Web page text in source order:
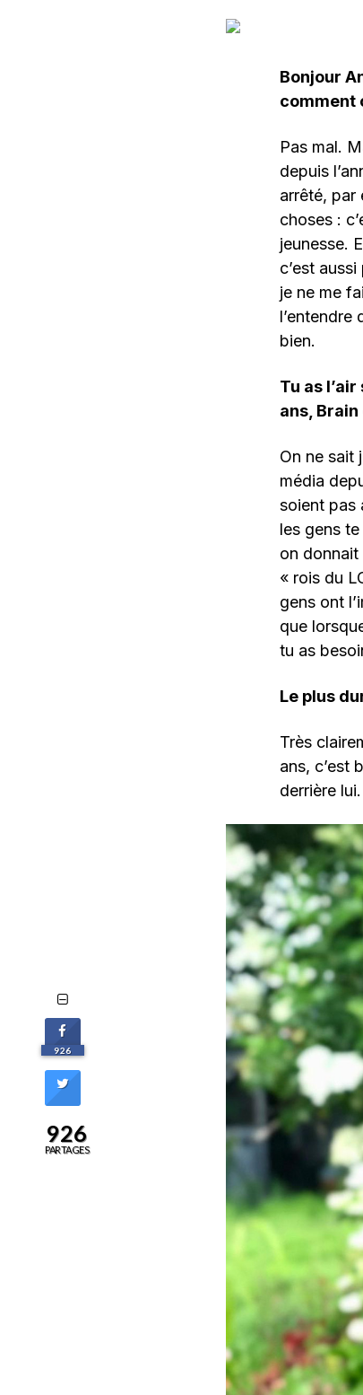
Bonjour
comment
Pas mal.
depuis
arrêté, par
choses :
jeunesse.
c’est
je ne me
bien.
Tu as
ans,
On ne sait
média
soient pas
les gens te
on donnait
« rois du
gens ont
que
tu as
Le plus
Très
ans, c’est
derrière lui.
926
926
PARTAGES